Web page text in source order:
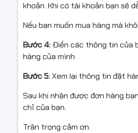
khoản. Khi có tài khoản bạn sẽ
Nếu bạn muốn mua hàng mà
Bước 4: Điền các thông tin của
hàng của mình
Bước 5:Xem lại thông tin đặt
Sau khi nhận được đơn hàng
chỉ của bạn.
Trân trọng cảm ơn.